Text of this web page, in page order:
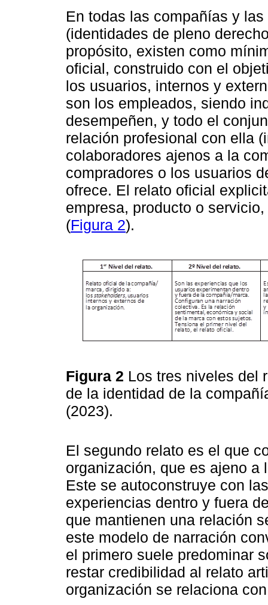
En todas las compañías y
(identidades de pleno
propósito, existen como
oficial, construido con el
los usuarios, internos y
son los empleados, siendo
desempeñen, y todo el
relación profesional con ella
colaboradores ajenos a la
compradores o los usuarios
ofrece. El relato oficial
empresa, producto o
(Figura 2).
Figura 2 Los tres niveles del
de la identidad de la
(2023).
El segundo relato es el que
organización, que es ajeno a
Este se autoconstruye con
experiencias dentro y fuera
que mantienen una relación
este modelo de narración
el primero suele predominar
restar credibilidad al relato
organización se relaciona